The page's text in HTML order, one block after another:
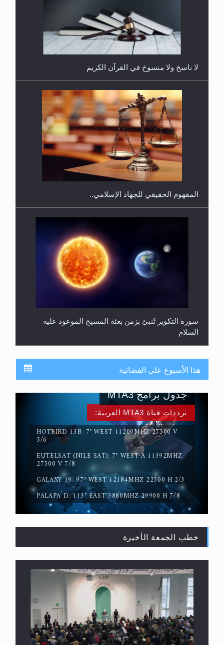
هل يُحسب حول الزكاة وفق السنة الميلادية أو الهجرية؟
هل يجوز فتح مشروع كوافير نسائي للمحجبات وغير
المحجبات؟
لا ناسخ ولا منسوخ في القرآن الكريم
المفهوم الحقيقي للجهاد الإسلامي..
سورة التكوير تُنبئ بزمن بعثة المسيح الموعود عليه
السلام
حقيقة المسيح الدجال
القرآن قاضٍ وحكمٌ على السنة ومهيمنٌ عليها.. ليس
العكس
هذا الأسبوع على الفضائية
ترددات قناة MTA3 العربية:
HOTBIRD 13B: 7° WEST 11200MHZ 27500 V
5/6
EUTELSAT (NILE SAT): 7° WEST-A 11392MHZ
27500 V 7/8
GALAXY 19: 97° WEST 12184MHZ 22500 H 2/3
PALAPA D: 113° EAST 3880MHZ 29900 H 7/8
جدول برامج MTA3
خطب الجمعة الأخيرة